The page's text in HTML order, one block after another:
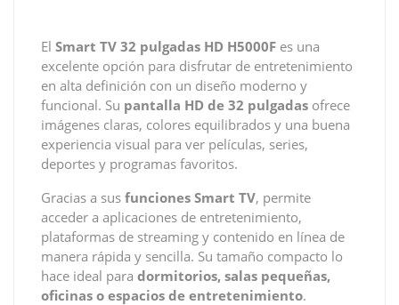
El Smart TV 32 pulgadas HD H5000F es una
excelente opción para disfrutar de entretenimiento
en alta definición con un diseño moderno y
funcional. Su pantalla HD de 32 pulgadas ofrece
imágenes claras, colores equilibrados y una buena
experiencia visual para ver películas, series,
deportes y programas favoritos.
Gracias a sus funciones Smart TV, permite
acceder a aplicaciones de entretenimiento,
plataformas de streaming y contenido en línea de
manera rápida y sencilla. Su tamaño compacto lo
hace ideal para dormitorios, salas pequeñas,
oficinas o espacios de entretenimiento.